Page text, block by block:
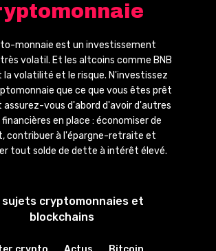
monnaie est un investissement
volatil. Et les altcoins comme BNB
la volatilité et le risque. N'investissez
que ce que vous êtes prêt
assurez-vous d'abord d'avoir d'autres
en place : économiser de
contribuer à l'épargne-retraite et
tout solde de dette à intérêt élevé.
sujets cryptomonnaies et
blockchains